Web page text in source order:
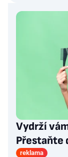
Vydrží
Přestaňte
reklama